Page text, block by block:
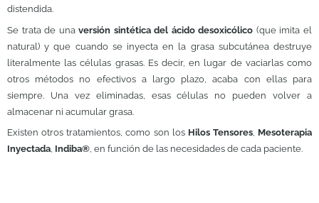
distendida.
Se trata de unaversión sintética del ácido desoxicólico (que imita el
natural) y que cuando se inyecta en la grasa subcutánea destruye
literalmente las células grasas. Es decir, en lugar de vaciarlas como
otros métodos no efectivos a largo plazo, acaba con ellas para
siempre. Una vez eliminadas, esas células no pueden volver a
almacenar ni acumular grasa.
Existen otros tratamientos, como son los Hilos Tensores, Mesoterapia
Inyectada Indiba® , en función de las necesidades de cada paciente.